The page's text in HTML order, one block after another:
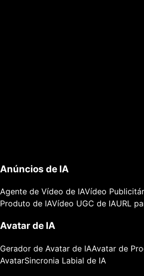
Anúncios de IA
Agente de Vídeo de IAVídeo
Produto de IAVídeo UGC de IAURL
Avatar de IA
Gerador de Avatar de IAAvatar de
AvatarSincronia Labial de IA